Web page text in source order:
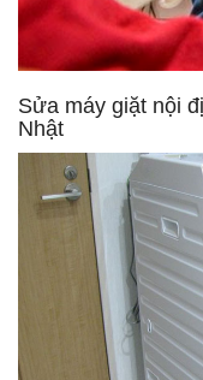
Sửa máy giặt nội
Nhật